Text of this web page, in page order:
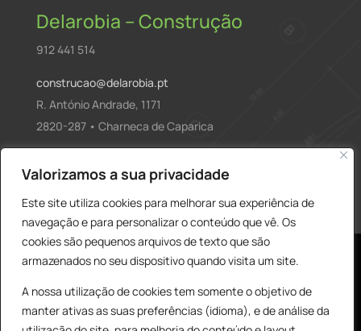
Valorizamos a sua privacidade
Este site utiliza cookies para melhorar sua experiência de
navegação e para personalizar o conteúdo que vê. Os
cookies são pequenos arquivos de texto que são
armazenados no seu dispositivo quando visita um site.
A nossa utilização de cookies tem somente o objetivo de
manter ativas as suas preferências (idioma), e de análise da
Delarobia – Construção
912 441 514
construcao@delarobia.pt
R. António Andrade, 1171
2820-287 • Charneca de Caparica
Products
search